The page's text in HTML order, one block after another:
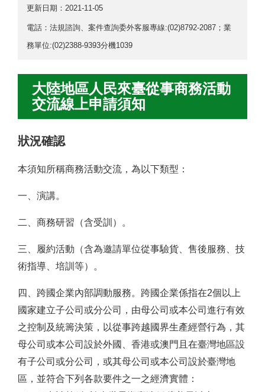
更新日期： 2021-11-05
電話：法規諮詢、案件查詢委外客服專線:(02)8792-2087；業
務單位:(02)2388-9393分機1039
大陸地區人民來臺從事商務活動
交流線上申請須知
狀況確認
本須知所稱商務活動交流，為以下類型：
一、演講。
二、商務研習（含受訓）。
三、履約活動（含為邀請單位從事驗貨、售後服務、技
術指導、培訓等）。
四、跨國企業內部調動服務。跨國企業係指在2個以上
國家建立子公司或分公司，由母公司或本公司進行有效
之控制及統籌決策，以從事跨越國界生產經營行為，其
母公司或本公司設於外國、香港或澳門且在臺灣地區設
有子公司或分公司，或其母公司或本公司設於臺灣地
區，並符合下列各款要件之一之經濟實體：